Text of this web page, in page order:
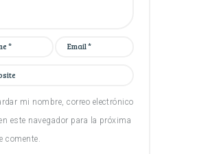
mi nombre, correo electrónico
este navegador para la próxima
comente.